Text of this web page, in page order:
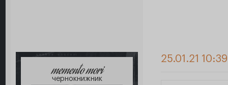
memento mori
чернокнижник
25.01.21